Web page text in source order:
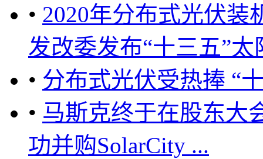
• 2020年分布式光伏装
发改委发布“十三五”
• 分布式光伏受热捧 “
• 马斯克终于在股东大
功并购SolarCity ...